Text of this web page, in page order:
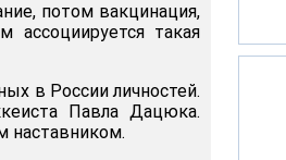
потом вакцинация,
такая
в России личностей.
Павла Дацюка.
наставником.